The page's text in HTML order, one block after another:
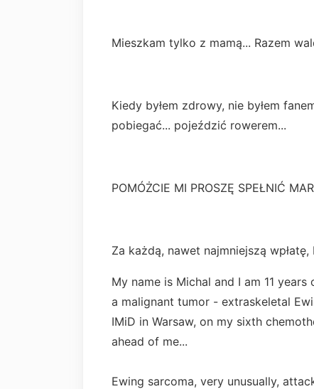
Mieszkam tylko z mamą... Razem
Kiedy byłem zdrowy, nie byłem
pobiegać... pojeździć rowerem...
POMÓŻCIE MI PROSZĘ SPEŁNIĆ
Za każdą, nawet najmniejszą wpłatę,
My name is Michal and I am 11
a malignant tumor - extraskeletal
IMiD in Warsaw, on my sixth
ahead of me...
Ewing sarcoma, very unusually,